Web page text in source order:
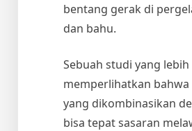
bentang gerak di
dan bahu.
Sebuah studi yang
memperlihatkan
yang dikombinasikan
bisa tepat sasaran